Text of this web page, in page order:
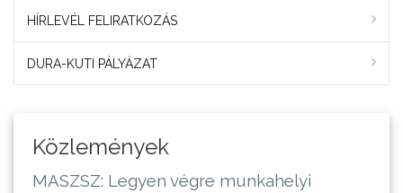
HÍRLEVÉL FELIRATKOZÁS
DURA-KUTI PÁLYÁZAT
Közlemények
MASZSZ: Legyen végre munkahelyi